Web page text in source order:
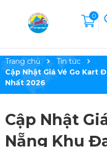
0
Trang chủ
Tin tức
Cập Nhật Giá Vé Go Kart
Nhất 2026
Cập Nhật
Nẵng Khu